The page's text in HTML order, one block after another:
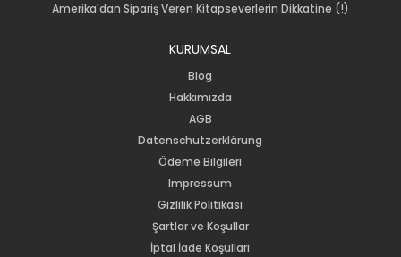
Amerika'dan Sipariş Veren Kitapseverlerin Dikkatine (!)
KURUMSAL
Blog
Hakkımızda
AGB
Datenschutzerklärung
Ödeme Bilgileri
Impressum
Gizlilik Politikası
Şartlar ve Koşullar
İptal İade Koşulları